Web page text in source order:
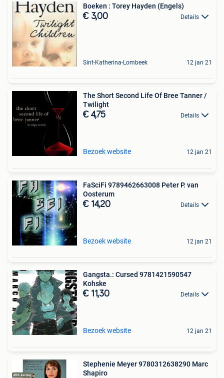
Boeken : Torey Hayden (Engels)
€ 3,00 Details
Sint-Katherina-Lombeek 12 jan 21
The Short Second Life Of Bree Tanner /
Twilight
€ 4,75 Details
Bezoek website 12 jan 21
FaSciFi 9789462663008 Peter P. van
Oosterum
€ 14,20 Details
Bezoek website 12 jan 21
Gangsta.: Cursed 9781421590547
Kohske
€ 11,30 Details
Bezoek website 12 jan 21
Stephenie Meyer 9780312638290 Marc
Shapiro